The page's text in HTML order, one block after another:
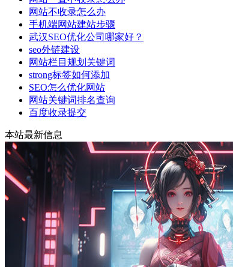
网站不收录怎么办
手机端网站建站步骤
武汉SEO优化公司哪家好？
seo外链建设
网站栏目规划关键词
strong标签如何添加
SEO怎么优化网站
网站关键词排名查询
百度收录提交
本站最新信息